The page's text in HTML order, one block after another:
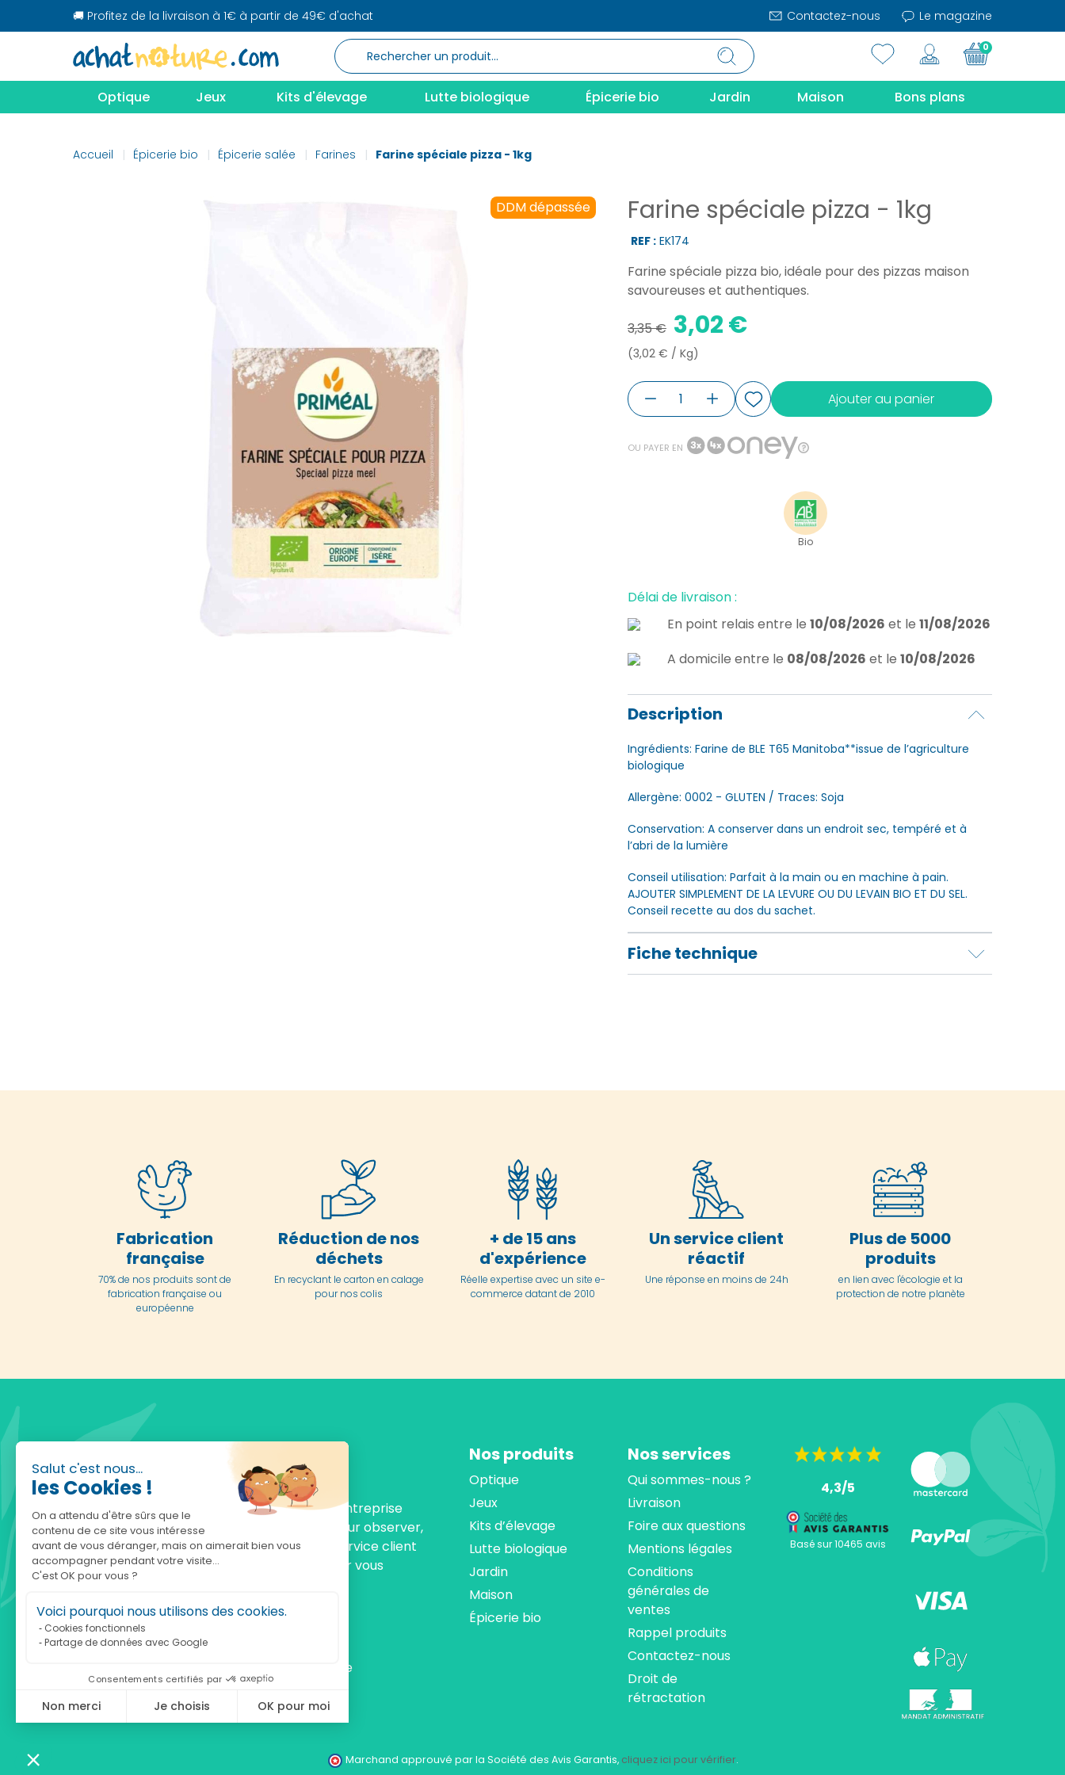
Salut c'est nous...
les Cookies !
On a attendu d'être sûrs que le
contenu de ce site vous intéresse
avant de vous déranger, mais on aimerait bien vous
accompagner pendant votre visite...
C'est OK pour vous ?
Voici pourquoi nous utilisons des cookies.
Cookies fonctionnels
Partage de données avec Google
Consentements certifiés par
Non merci Je choisis OK pour moi
Notre plateforme vous permet d'adapter et de gérer vos paramètres de confidentialité, en garantissant la conformité avec les réglementations. Personnalisez vos préférences pour contrôler la manière dont
🚚 Profitez de la livraison à 1€ à partir de 49€ d'achat Contactez-nous Le magazine
0
Optique Jeux Kits d'élevage Lutte biologique Épicerie bio Jardin Maison Bons plans
Accueil Épicerie bio Épicerie salée Farines Farine spéciale pizza - 1kg
DDM dépassée Farine spéciale pizza - 1kg
REF : EK174
Farine spéciale pizza bio, idéale pour des pizzas maison
savoureuses et authentiques.
3,35 € 3,02 €
(3,02 € / Kg)
Ajouter au panier
OU PAYER EN
Bio
Délai de livraison :
En point relais entre le 10/08/2026 et le 11/08/2026
A domicile entre le 08/08/2026 et le 10/08/2026
Description
Ingrédients: Farine de BLE T65 Manitoba**issue de l’agriculture
biologique
Allergène: 0002 - GLUTEN / Traces: Soja
Conservation: A conserver dans un endroit sec, tempéré et à
l’abri de la lumière
Conseil utilisation: Parfait à la main ou en machine à pain.
AJOUTER SIMPLEMENT DE LA LEVURE OU DU LEVAIN BIO ET DU SEL.
Conseil recette au dos du sachet.
Fiche technique
Fabrication
française
70% de nos produits sont de
fabrication française ou
européenne
Réduction de nos
déchets
En recyclant le carton en calage
pour nos colis
+ de 15 ans
d'expérience
Réelle expertise avec un site e-
commerce datant de 2010
Un service client
réactif
Une réponse en moins de 24h
Plus de 5000
produits
en lien avec l'écologie et la
protection de notre planète
Fondée en 2010, achatnature.com est une entreprise
française qui réunit plus de 5000 produits pour observer,
comprendre et protéger la nature. Notre service client
est à votre écoute, du lundi au vendredi, pour vous
accompagner.
Notre adresse :
achatnature.com (Ethik & Nature)
160 rue Pierre Fallion - 69140 Rillieux-La-Pape
Nos produits
Optique
Jeux
Kits d’élevage
Lutte biologique
Jardin
Maison
Épicerie bio
Nos services
Qui sommes-nous ?
Livraison
Foire aux questions
Mentions légales
Conditions
générales de
ventes
Rappel produits
Contactez-nous
Droit de
rétractation
4,3/5
Basé sur 10465 avis
Marchand approuvé par la Société des Avis Garantis, cliquez ici pour vérifier.